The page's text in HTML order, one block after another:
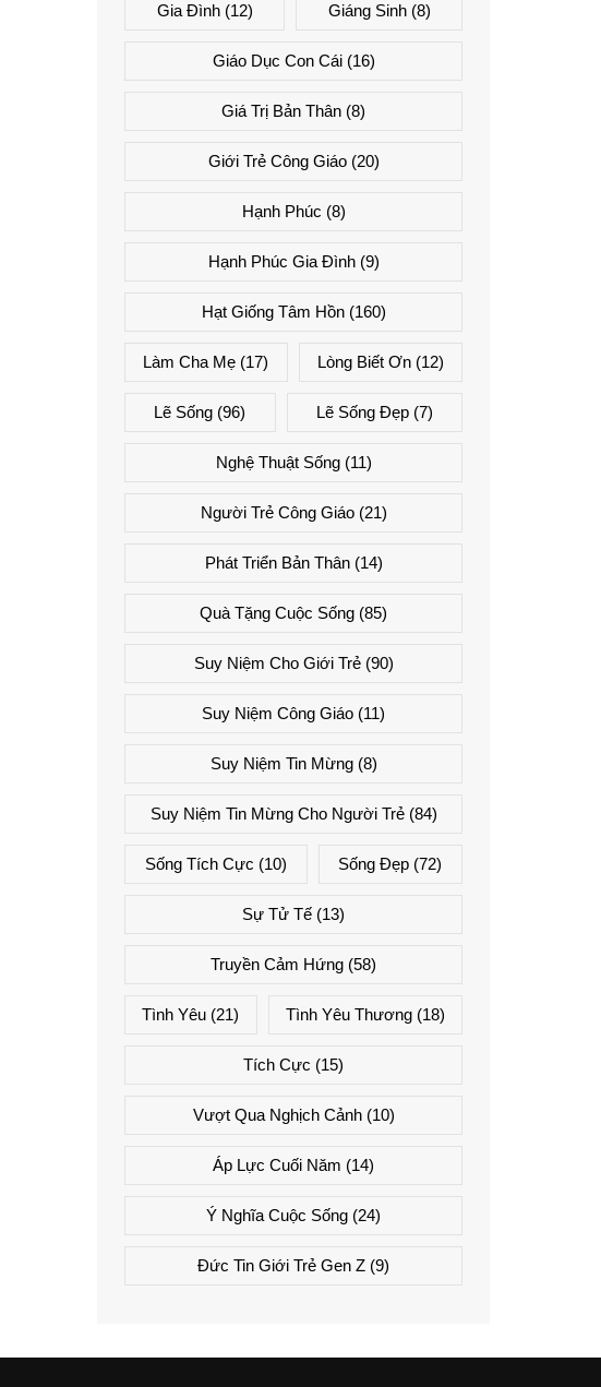
Gia Đình(12) Giáng Sinh(8)
Giáo Dục Con Cái(16)
Giá Trị Bản Thân (8)
Giới Trẻ Công Giáo(20)
Hạnh Phúc (8)
Hạnh Phúc Gia Đình(9)
Hạt Giống Tâm Hồn(160)
Làm Cha Mẹ (17) Lòng Biết Ơn(12)
Lẽ Sống (96) Lẽ Sống Đẹp(7)
Nghệ Thuật Sống(11)
Người Trẻ Công Giáo(21)
Phát Triển Bản Thân(14)
Quà Tặng Cuộc Sống (85)
Suy Niệm Cho Giới Trẻ(90)
Suy Niệm Công Giáo (11)
Suy Niệm Tin Mừng(8)
Suy Niệm Tin Mừng Cho Người Trẻ(84)
Sống Tích Cực (10) Sống Đẹp (72)
Sự Tử Tế (13)
Truyền Cảm Hứng (58)
Tình Yêu (21) Tình Yêu Thương(18)
Tích Cực (15)
Vượt Qua Nghịch Cảnh(10)
Áp Lực Cuối Năm (14)
Ý Nghĩa Cuộc Sống (24)
Đức Tin Giới Trẻ Gen Z (9)